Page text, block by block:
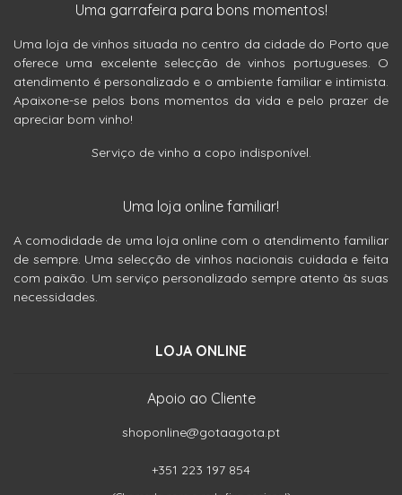
Uma garrafeira para bons momentos!
Uma loja de vinhos situada no centro da cidade do Porto que
oferece uma excelente selecção de vinhos portugueses. O
atendimento é personalizado e o ambiente familiar e intimista.
Apaixone-se pelos bons momentos da vida e pelo prazer de
apreciar bom vinho!
Serviço de vinho a copo indisponível.
Uma loja online familiar!
A comodidade de uma loja online com o atendimento familiar
de sempre. Uma selecção de vinhos nacionais cuidada e feita
com paixão. Um serviço personalizado sempre atento às suas
necessidades.
LOJA ONLINE
Apoio ao Cliente
shoponline@gotaagota.pt
+351 223 197 854